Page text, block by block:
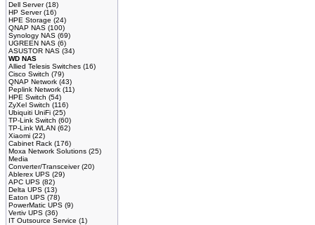
Dell Server(18)
HP Server(16)
HPE Storage (24)
QNAP NAS (100)
Synology NAS (69)
UGREEN NAS (6)
ASUSTOR NAS (34)
WD NAS
Allied Telesis Switches (16)
Cisco Switch (79)
QNAP Network (43)
Peplink Network (11)
HPE Switch (54)
ZyXel Switch (116)
Ubiquiti UniFi (25)
TP-Link Switch (60)
TP-Link WLAN (62)
Xiaomi (22)
Cabinet Rack (176)
Moxa Network Solutions (25)
Media
Converter/Transceiver(20)
Ablerex UPS (29)
APC UPS (82)
Delta UPS (13)
Eaton UPS (78)
PowerMatic UPS (9)
Vertiv UPS (36)
IT Outsource Service (1)